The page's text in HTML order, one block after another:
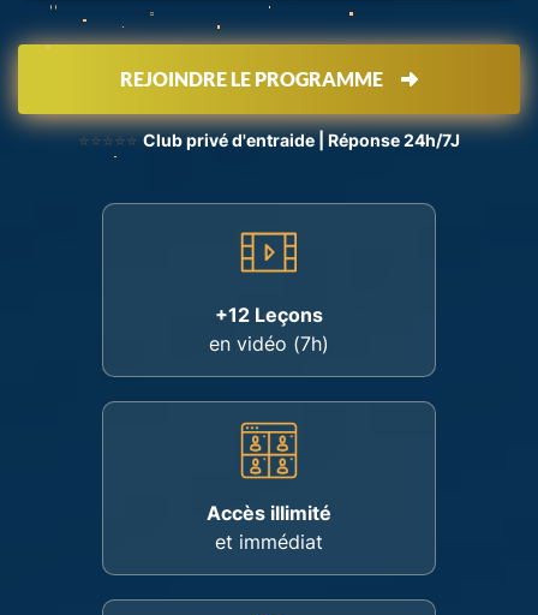
REJOINDRE LE PROGRAMME
⭐⭐⭐⭐⭐Club privé d'entraide | Réponse 24h/7J
+12 Leçons
en vidéo (7h)
Accès illimité
et immédiat